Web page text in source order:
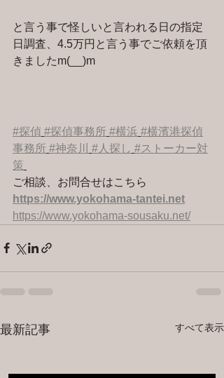
と言う事で怪しいと言われる日の指定
日調査、4.5万円と言う事でご依頼を頂
きましたm(__)m
#探偵 #探偵事務所 #横浜 #横濱港探偵
事務所 #神奈川 #人探し #ストーカー対
策
ご相談、お問合せはこちら
https://www.yokohama-tantei.net
https://www.yokohama-sousaku.net/
最新記事 すべて表示